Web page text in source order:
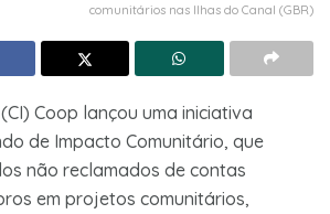
comunitários nas Ilhas do Canal (GBR)
Coop lançou uma iniciativa
de Impacto Comunitário, que
não reclamados de contas
em projetos comunitários,